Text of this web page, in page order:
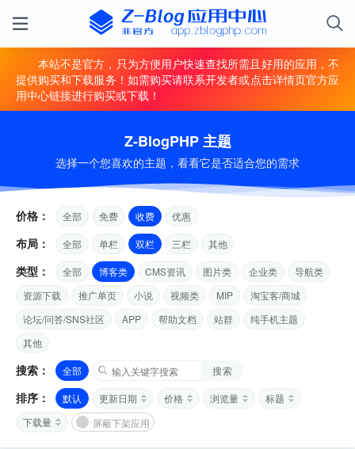
本站不是官方，只为方便用户快速查找所需且好用的应用，不
提供购买和下载服务！如需购买请联系开发者或点击详情页官方应
用中心链接进行购买或下载！
Z-BlogPHP 主题
选择一个您喜欢的主题，看看它是否适合您的需求
价格： 全部 免费 收费 优惠
布局： 全部 单栏 双栏 三栏 其他
类型： 全部 博客类 CMS资讯 图片类 企业类
导航类
资源下载
推广单页 小说 视频类 MIP
淘宝客/商城
论坛/问答/SNS社区
APP 帮助文档 站群
纯手机主题
其他
搜索： 全部 搜索
排序： 默认 更新日期 价格 浏览量
标题
下载量
屏蔽下架应用